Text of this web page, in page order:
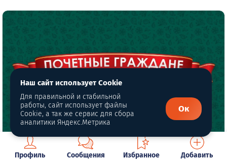
Сурин Вениамин Константинович
Профиль Сообщения Избранное Добавить
Наш сайт использует Cookie
Для правильной и стабильной
работы, сайт использует файлы
Cookie, а так же сервис для сбора
аналитики Яндекс.Метрика
Ок